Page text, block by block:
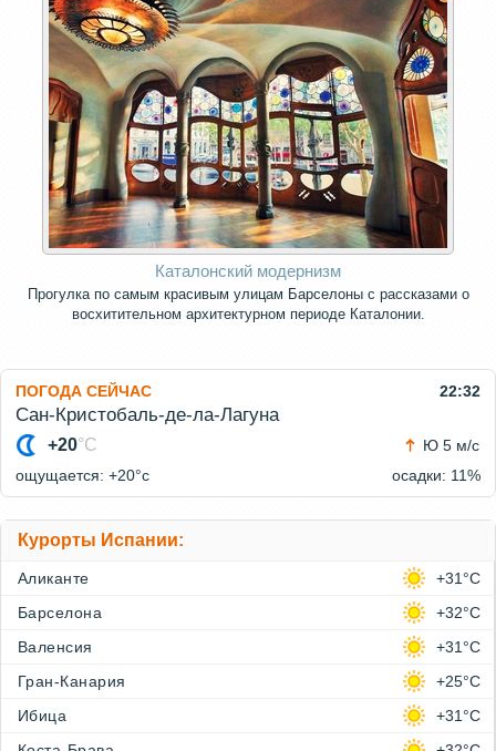
Каталонский модернизм
Прогулка по самым красивым улицам Барселоны с рассказами о
восхитительном архитектурном периоде Каталонии.
ПОГОДА СЕЙЧАС 22:32
Сан-Кристобаль-де-ла-Лагуна
+20°C
Ю 5 м/с
ощущается: +20°c
осадки: 11%
Курорты Испании:
Аликанте
+31°C
Барселона
+32°C
Валенсия
+31°C
Гран-Канария
+25°C
Ибица
+31°C